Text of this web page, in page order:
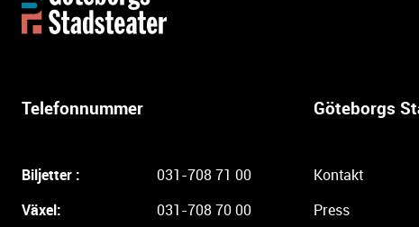
Telefonnummer
Biljetter :
031-708 71 00
Växel:
031-708 70 00
Göteborgs
Kontakt
Press